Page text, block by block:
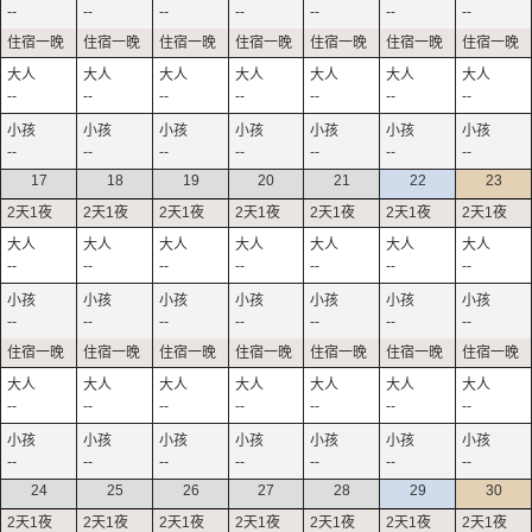
--
--
--
--
--
--
--
--
--
--
--
--
--
--
--
--
--
--
--
--
--
17
--
--
--
--
18
--
--
--
--
19
--
--
--
--
20
--
--
--
--
21
--
--
--
--
22
--
--
--
--
23
--
--
--
--
24
25 26 27 28 29 30